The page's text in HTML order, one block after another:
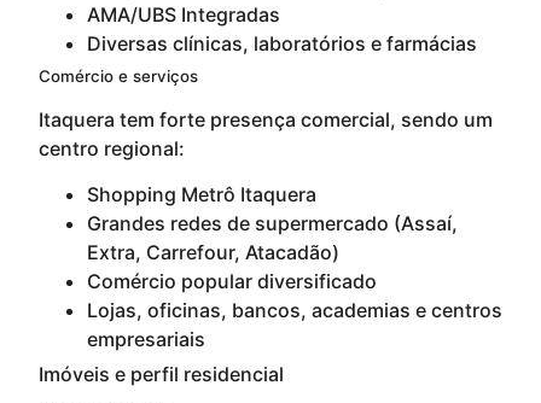
AMA/UBS Integradas
Diversas clínicas, laboratórios e farmácias
Comércio e serviços
Itaquera tem forte presença comercial, sendo um
centro regional:
Shopping Metrô Itaquera
Grandes redes de supermercado (Assaí,
Extra, Carrefour, Atacadão)
Comércio popular diversificado
Lojas, oficinas, bancos, academias e centros
empresariais
Imóveis e perfil residencial